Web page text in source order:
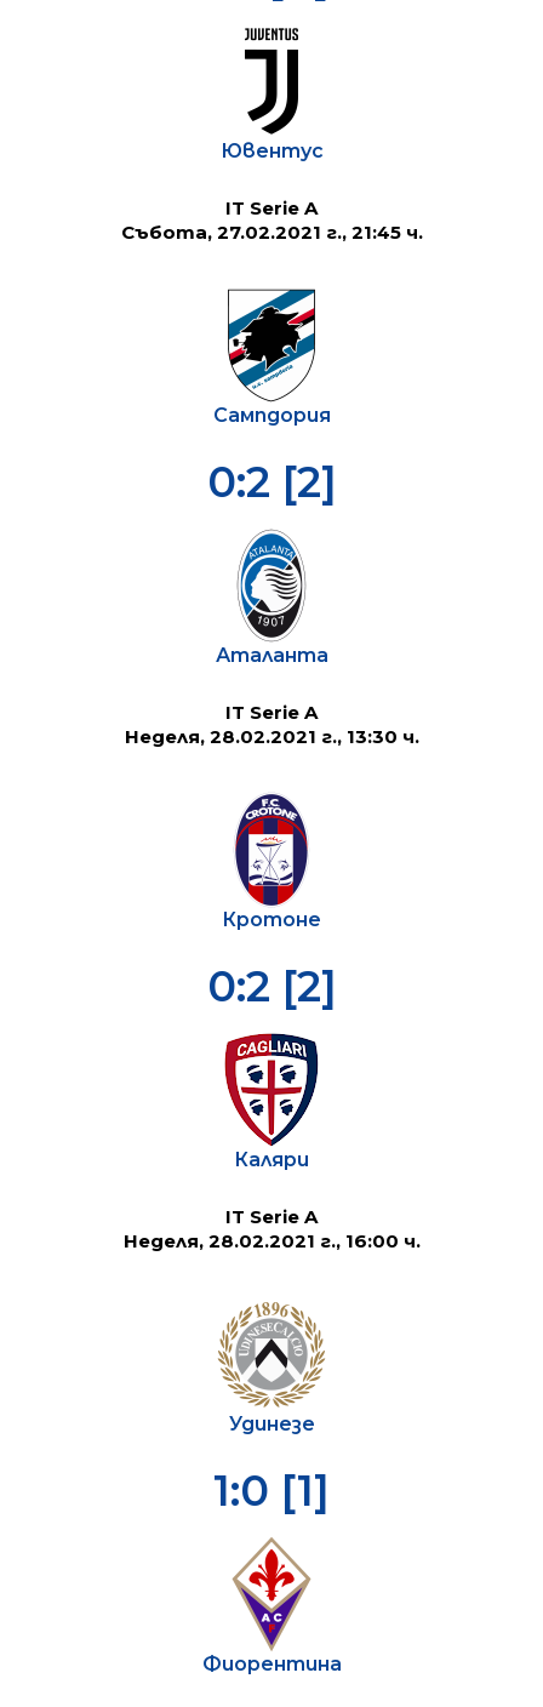
Ювентус
IT Serie A
Събота, 27.02.2021 г., 21:45 ч.
Сампдория
0:2 [2]
Аталанта
IT Serie A
Неделя, 28.02.2021 г., 13:30 ч.
Кротоне
0:2 [2]
Каляри
IT Serie A
Неделя, 28.02.2021 г., 16:00 ч.
Удинезе
1:0 [1]
Фиорентина